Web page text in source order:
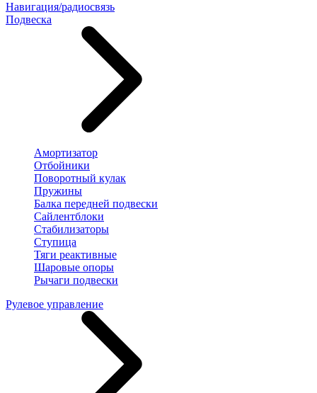
Навигация/радиосвязь
Подвеска
Амортизатор
Отбойники
Поворотный кулак
Пружины
Балка передней подвески
Сайлентблоки
Стабилизаторы
Ступица
Тяги реактивные
Шаровые опоры
Рычаги подвески
Рулевое управление